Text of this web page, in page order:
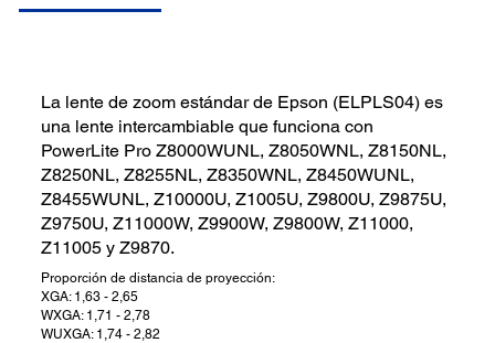
La lente de zoom estándar de Epson (ELPLS04) es
una lente intercambiable que funciona con
PowerLite Pro Z8000WUNL, Z8050WNL, Z8150NL,
Z8250NL, Z8255NL, Z8350WNL, Z8450WUNL,
Z8455WUNL, Z10000U, Z1005U, Z9800U, Z9875U,
Z9750U, Z11000W, Z9900W, Z9800W, Z11000,
Z11005 y Z9870.
Proporción de distancia de proyección:
XGA: 1,63 - 2,65
WXGA: 1,71 - 2,78
WUXGA: 1,74 - 2,82